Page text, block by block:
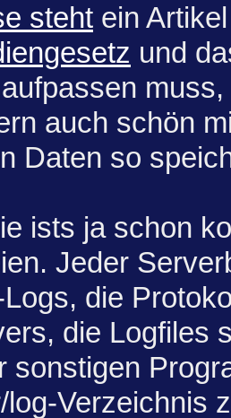
steht ein
und
auch schön
Daten so
ists ja schon
Jeder
die
die Logfiles
sonstigen
log-Verzeichnis